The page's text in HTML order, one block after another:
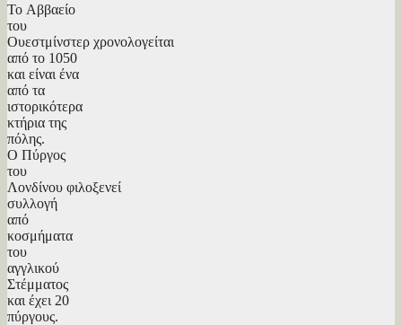
Το Αββαείο
του
Ουεστμίνστερ χρονολογείται
από το 1050
και είναι ένα
από τα
ιστορικότερα
κτήρια της
πόλης.
Ο Πύργος
του
Λονδίνου φιλοξενεί
συλλογή
από
κοσμήματα
του
αγγλικού
Στέμματος
και έχει 20
πύργους.